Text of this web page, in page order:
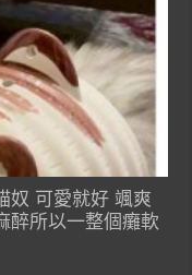
奴 可愛就好 颯爽
醉所以一整個癱軟